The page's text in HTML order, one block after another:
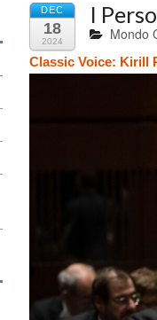
DEC
18
2024
I
Mondo
Classic Voice: Kirill